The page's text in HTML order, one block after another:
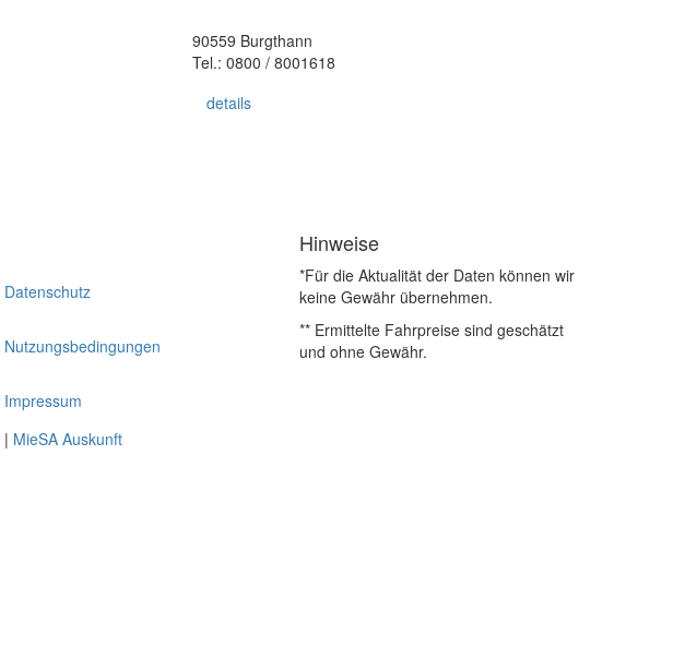
90559 Burgthann
Tel.: 0800 / 8001618
details
Datenschutz
Nutzungsbedingungen
Impressum
Hinweise
*Für die Aktualität der Daten können wir
keine Gewähr übernehmen.
** Ermittelte Fahrpreise sind geschätzt
und ohne Gewähr.
| MieSA Auskunft